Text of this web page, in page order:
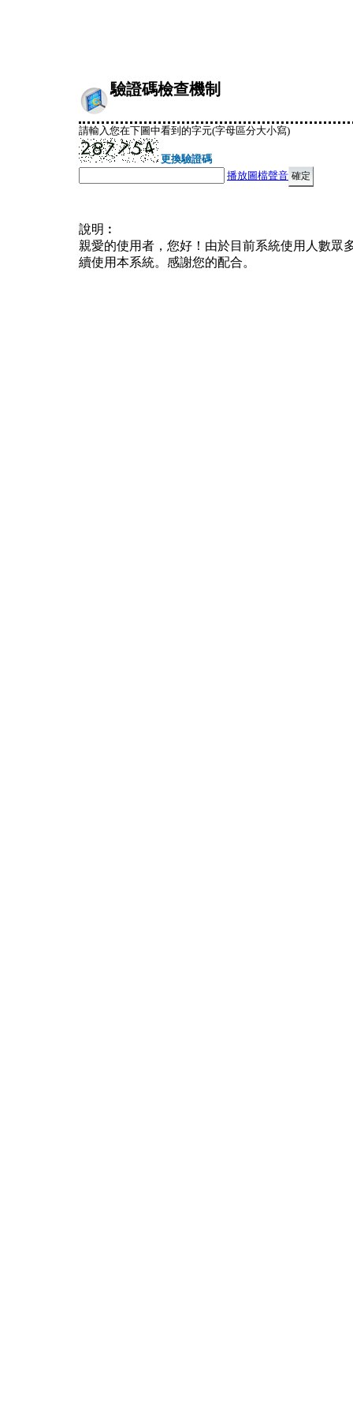
驗證碼檢查機制
請輸入您在下圖中看到的字元(字母區分大小寫)
更換驗證碼
播放圖檔聲音
說明︰
親愛的使用者，您好！由於目前系統使用人數眾
續使用本系統。感謝您的配合。